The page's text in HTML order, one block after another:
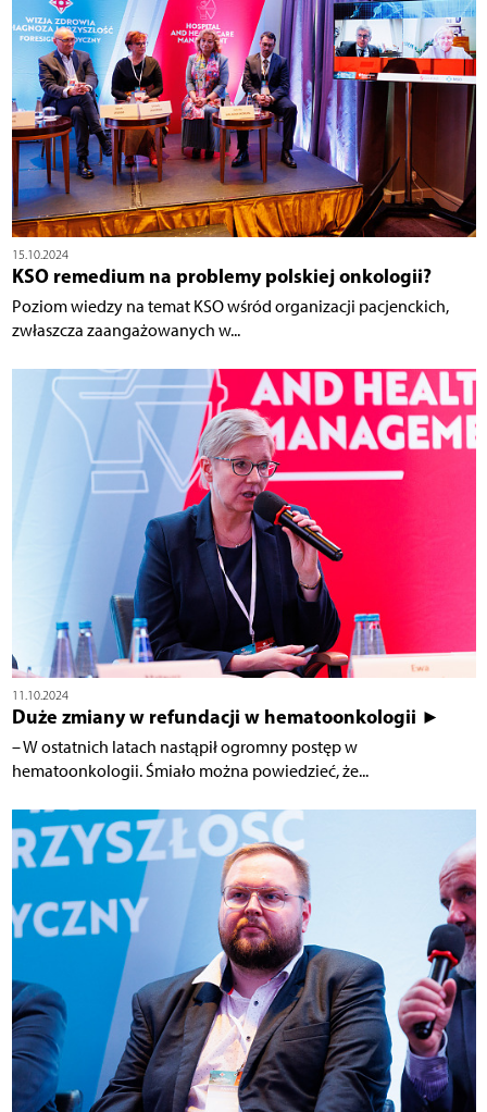
15.10.2024
KSO remedium na problemy polskiej onkologii?
Poziom wiedzy na temat KSO wśród organizacji pacjenckich,
zwłaszcza zaangażowanych w...
11.10.2024
Duże zmiany w refundacji w hematoonkologii ►
– W ostatnich latach nastąpił ogromny postęp w
hematoonkologii. Śmiało można powiedzieć, że...